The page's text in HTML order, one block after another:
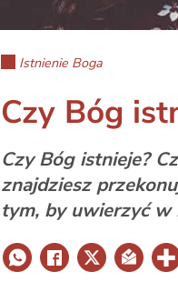
Istnienie Boga
Czy Bóg
Czy Bóg istnieje?
znajdziesz
tym, by uwierzyć